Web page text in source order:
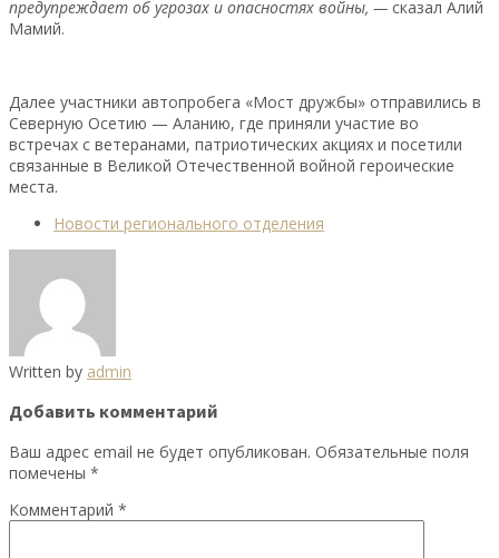
предупреждает об угрозах и опасностях войны, — сказал Алий
Мамий.
Далее участники автопробега «Мост дружбы» отправились в
Северную Осетию — Аланию, где приняли участие во
встречах с ветеранами, патриотических акциях и посетили
связанные в Великой Отечественной войной героические
места.
Новости регионального отделения
Written by admin
Добавить комментарий
Ваш адрес email не будет опубликован. Обязательные поля
помечены *
Комментарий *